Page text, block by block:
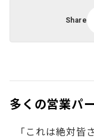
Share
多くの営業パ
「これは絶対皆